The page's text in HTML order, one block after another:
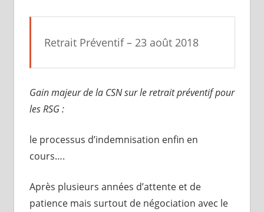
Retrait Préventif – 23 août 2018
Gain majeur de la CSN sur le retrait préventif pour
les RSG :
le processus d’indemnisation enfin en
cours….
Après plusieurs années d’attente et de
patience mais surtout de négociation avec le